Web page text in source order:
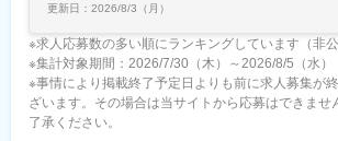
更新日： 2026/8/3（月）
※求人応募数の多い順にランキングしています（非公
※集計対象期間：2026/7/30（木）～2026/8/5（水）
※事情により掲載終了予定日よりも前に求人募集が
ざいます。その場合は当サイトから応募はできませ
了承ください。